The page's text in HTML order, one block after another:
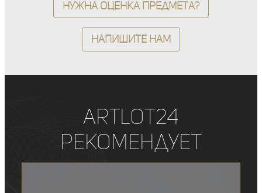
Нужна оценка предмета?
Напишите нам
ArtLot24
рекомендует